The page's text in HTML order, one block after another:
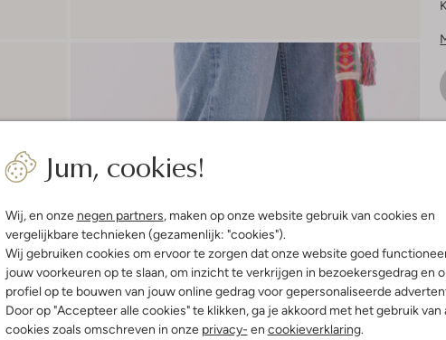
Jum, cookies!
Wij, en onze negen partners, maken op onze website gebruik van cookies en
vergelijkbare technieken (gezamenlijk: "cookies").
Wij gebruiken cookies om ervoor te zorgen dat onze website goed
jouw voorkeuren op te slaan, om inzicht te verkrijgen in bezoekersgedrag en
profiel op te bouwen van jouw online gedrag voor gepersonaliseerde
Door op "Accepteer alle cookies" te klikken, ga je akkoord met het gebruik van
cookies zoals omschreven in onze privacy- en cookieverklaring.